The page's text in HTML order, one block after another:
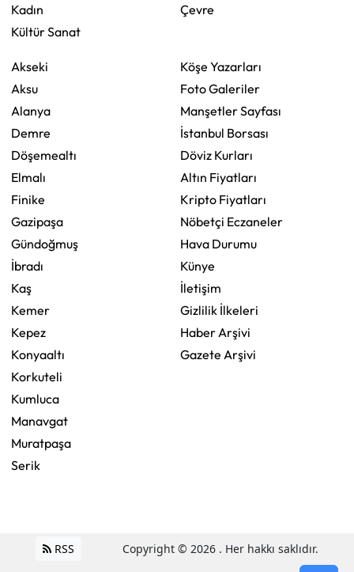
Kadın
Kültür Sanat
Çevre
Akseki
Aksu
Alanya
Demre
Döşemealtı
Elmalı
Finike
Gazipaşa
Gündoğmuş
İbradı
Kaş
Kemer
Kepez
Konyaaltı
Korkuteli
Kumluca
Manavgat
Muratpaşa
Serik
Köşe Yazarları
Foto Galeriler
Manşetler Sayfası
İstanbul Borsası
Döviz Kurları
Altın Fiyatları
Kripto Fiyatları
Nöbetçi Eczaneler
Hava Durumu
Künye
İletişim
Gizlilik İlkeleri
Haber Arşivi
Gazete Arşivi
RSS Copyright © 2026 . Her hakkı saklıdır.